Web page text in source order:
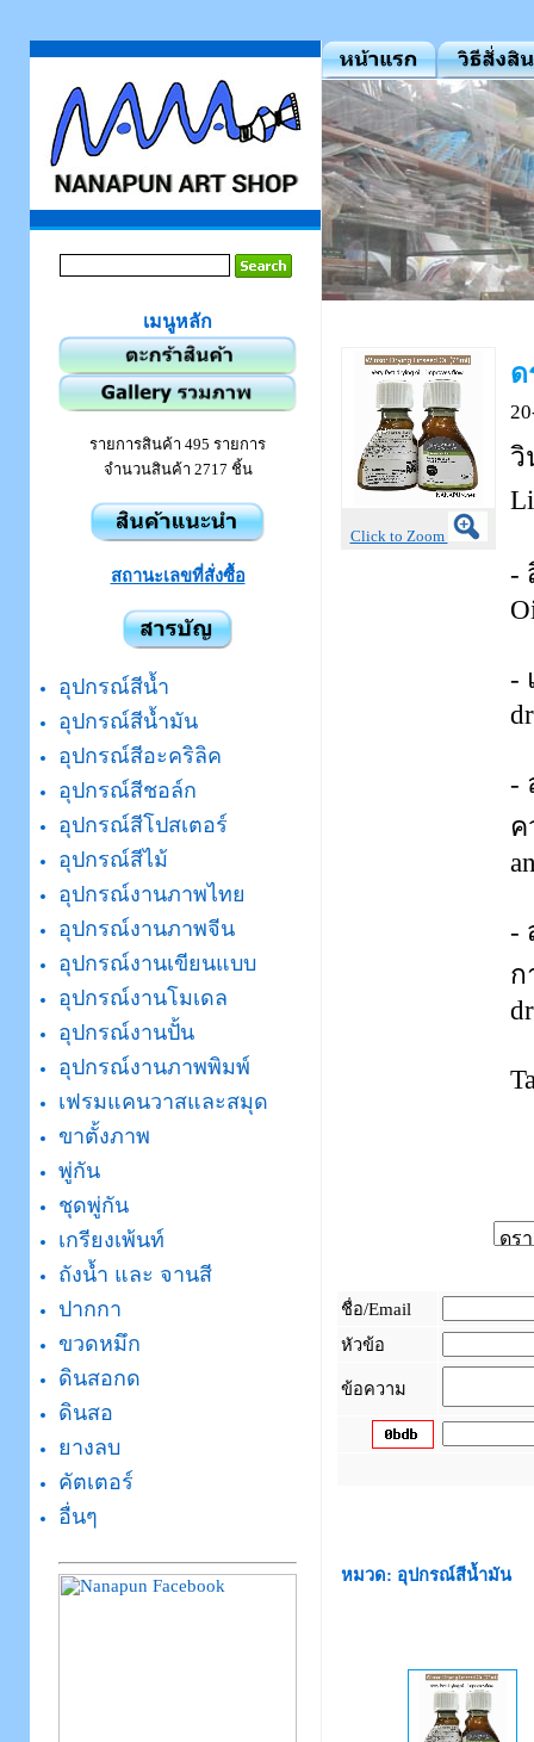
เมนูหลัก
รายการสินค้า 495 รายการ
จำนวนสินค้า 2717 ชิ้น
สถานะเลขที่สั่งซื้อ
อุปกรณ์สีน้ำ
อุปกรณ์สีน้ำมัน
อุปกรณ์สีอะคริลิค
อุปกรณ์สีชอล์ก
อุปกรณ์สีโปสเตอร์
อุปกรณ์สีไม้
อุปกรณ์งานภาพไทย
อุปกรณ์งานภาพจีน
อุปกรณ์งานเขียนแบบ
อุปกรณ์งานโมเดล
อุปกรณ์งานปั้น
อุปกรณ์งานภาพพิมพ์
เฟรมแคนวาสและสมุด
ขาตั้งภาพ
พู่กัน
ชุดพู่กัน
เกรียงเพ้นท์
ถังน้ำ และ จานสี
ปากกา
ขวดหมึก
ดินสอกด
ดินสอ
ยางลบ
คัตเตอร์
อื่นๆ
Click to Zoom
ด
วิ
-
-
-
ค
-
ก
ชื่อ/Email
หัวข้อ
ข้อความ
หมวด: อุปกรณ์สีน้ำมัน